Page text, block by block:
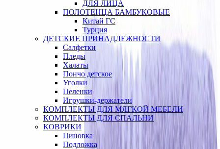
ДЛЯ ЛИЦА
ПОЛОТЕНЦА БАМБУКОВЫЕ
Китай ГС
Турция
ДЕТСКИЕ ПРИНАДЛЕЖНОСТИ
Салфетки
Пледы
Халаты
Пончо детское
Уголки
Пеленки
Игрушки-держатели
КОМПЛЕКТЫ ДЛЯ МЯГКОЙ МЕБЕЛИ
КОМПЛЕКТЫ ДЛЯ СПАЛЬНИ
КОВРИКИ
Циновка
Подложка